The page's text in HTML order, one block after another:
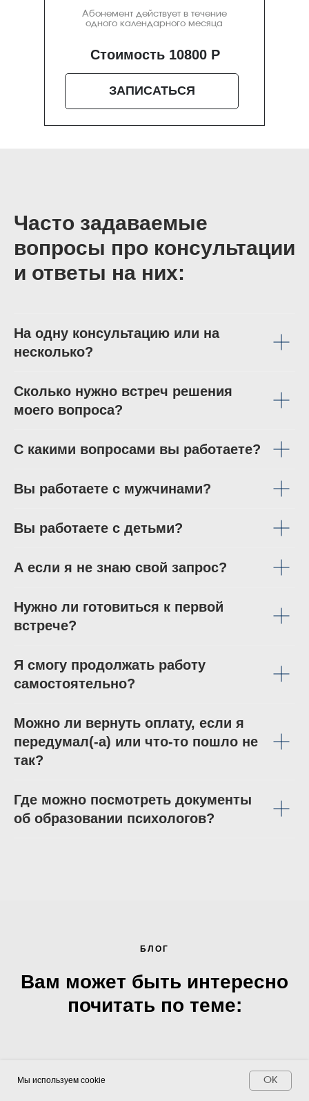
Мы используем cookie OK
Абонемент действует в течение
одного календарного месяца
Стоимость 10800 Р
ЗАПИСАТЬСЯ
Часто задаваемые
вопросы про консультации
и ответы на них:
На одну консультацию или на
несколько?
Сколько нужно встреч решения
моего вопроса?
С какими вопросами вы работаете?
Вы работаете с мужчинами?
Вы работаете с детьми?
А если я не знаю свой запрос?
Нужно ли готовиться к первой
встрече?
Я смогу продолжать работу
самостоятельно?
Можно ли вернуть оплату, если я
передумал(-а) или что-то пошло не
так?
Где можно посмотреть документы
об образовании психологов?
БЛОГ
Вам может быть интересно
почитать по теме: